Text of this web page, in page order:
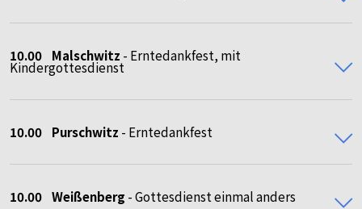
10.00 Malschwitz - Erntedankfest, mit
Kindergottesdienst
10.00 Purschwitz - Erntedankfest
10.00 Weißenberg - Gottesdienst einmal anders